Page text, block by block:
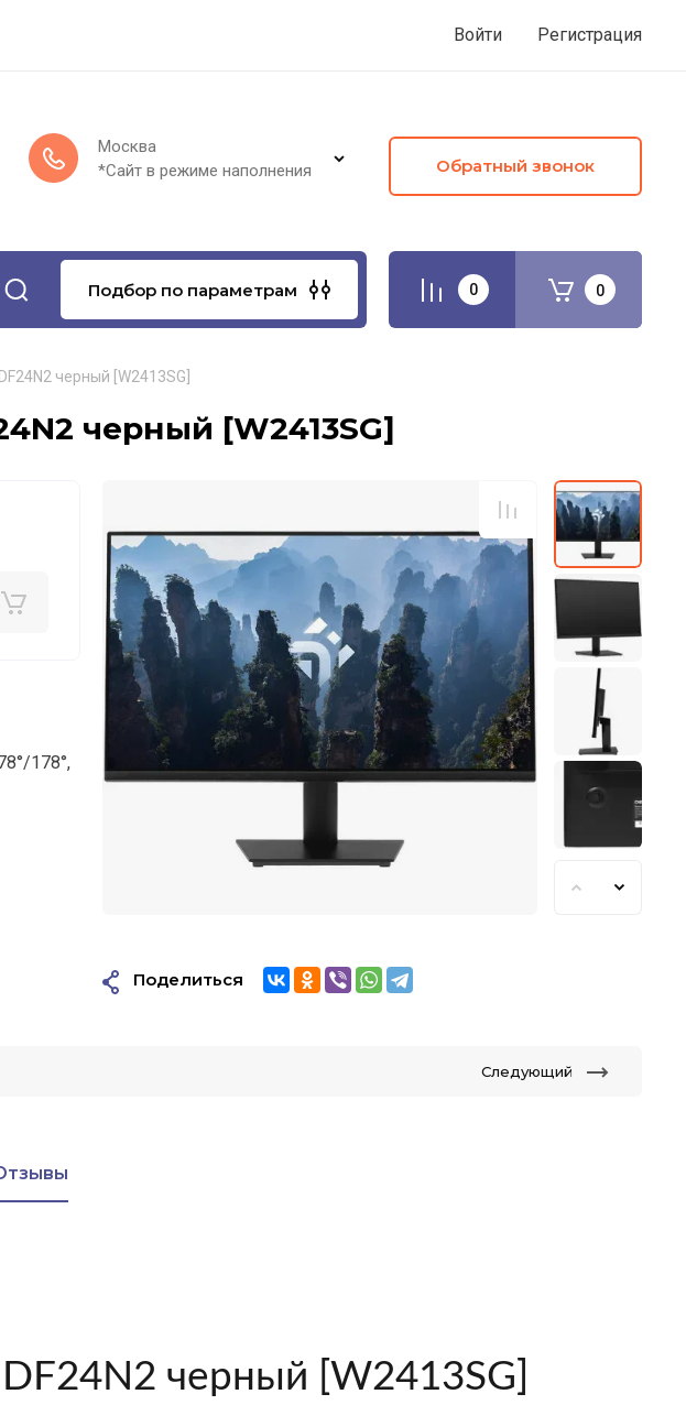
Войти Регистрация
Москва
*Сайт в режиме наполнения
Обратный звонок
Подбор по параметрам 0 0
черный [W2413SG]
черный [W2413SG]
178°,
Поделиться
Следующий
черный [W2413SG]